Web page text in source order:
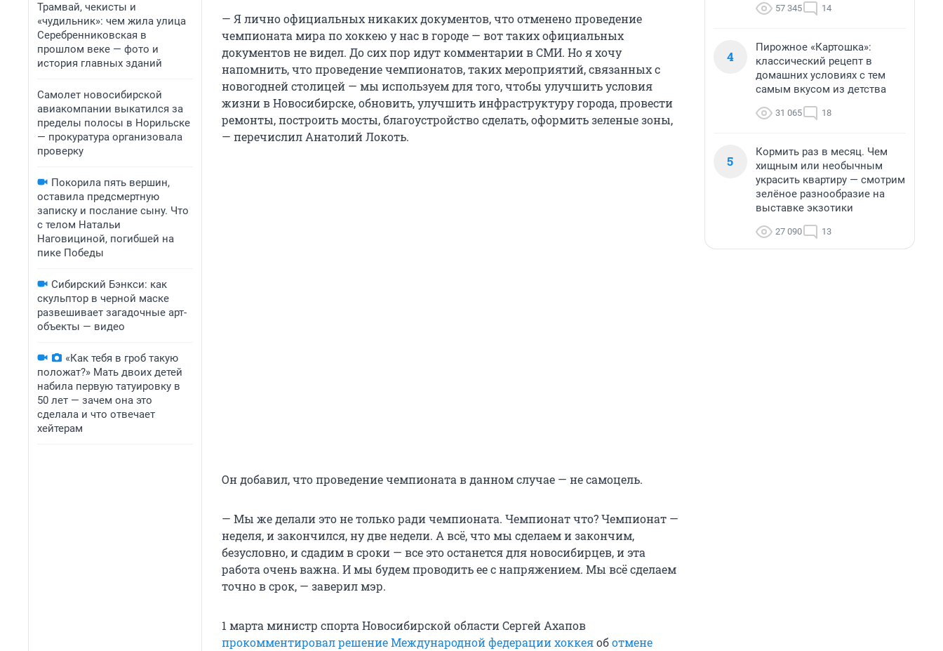
Трамвай, чекисты и
«чудильник»: чем жила улица
Серебренниковская в
прошлом веке — фото и
история главных зданий
Самолет новосибирской
авиакомпании выкатился за
пределы полосы в Норильске
— прокуратура организовала
проверку
Покорила пять вершин,
оставила предсмертную
записку и послание сыну. Что
с телом Натальи
Наговициной, погибшей на
пике Победы
Сибирский Бэнкси: как
скульптор в черной маске
развешивает загадочные арт-
объекты — видео
«Как тебя в гроб такую
положат?» Мать двоих детей
набила первую татуировку в
50 лет — зачем она это
сделала и что отвечает
хейтерам
— Я лично официальных никаких документов, что отменено проведение
чемпионата мира по хоккею у нас в городе — вот таких официальных
документов не видел. До сих пор идут комментарии в СМИ. Но я хочу
напомнить, что проведение чемпионатов, таких мероприятий, связанных с
новогодней столицей — мы используем для того, чтобы улучшить условия
жизни в Новосибирске, обновить, улучшить инфраструктуру города, провести
ремонты, построить мосты, благоустройство сделать, оформить зеленые зоны,
— перечислил Анатолий Локоть.
Он добавил, что проведение чемпионата в данном случае — не самоцель.
— Мы же делали это не только ради чемпионата. Чемпионат что? Чемпионат —
неделя, и закончился, ну две недели. А всё, что мы сделаем и закончим,
безусловно, и сдадим в сроки — все это останется для новосибирцев, и эта
работа очень важна. И мы будем проводить ее с напряжением. Мы всё сделаем
точно в срок, — заверил мэр.
1 марта министр спорта Новосибирской области Сергей Ахапов
прокомментировал решение Международной федерации хоккеяоботмене
57 345 14
4
Пирожное «Картошка»:
классический рецепт в
домашних условиях с тем
самым вкусом из детства
31 065 18
5
Кормить раз в месяц. Чем
хищным или необычным
украсить квартиру — смотрим
зелёное разнообразие на
выставке экзотики
27 090 13